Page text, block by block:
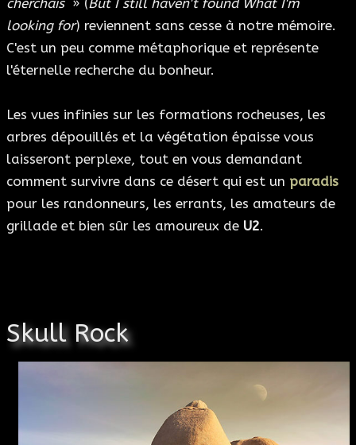
cherchais » (But I still haven't found What I'm
looking for) reviennent sans cesse à notre mémoire.
C'est un peu comme métaphorique et représente
l'éternelle recherche du bonheur.
Les vues infinies sur les formations rocheuses, les
arbres dépouillés et la végétation épaisse vous
laisseront perplexe, tout en vous demandant
comment survivre dans ce désert qui est un paradis
pour les randonneurs, les errants, les amateurs de
grillade et bien sûr les amoureux de U2.
Skull Rock